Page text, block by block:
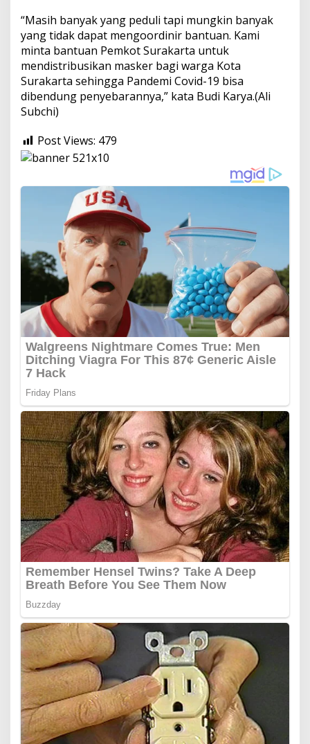
“Masih banyak yang peduli tapi mungkin banyak
yang tidak dapat mengoordinir bantuan. Kami
minta bantuan Pemkot Surakarta untuk
mendistribusikan masker bagi warga Kota
Surakarta sehingga Pandemi Covid-19 bisa
dibendung penyebarannya,” kata Budi Karya.(Ali
Subchi)
Post Views: 479